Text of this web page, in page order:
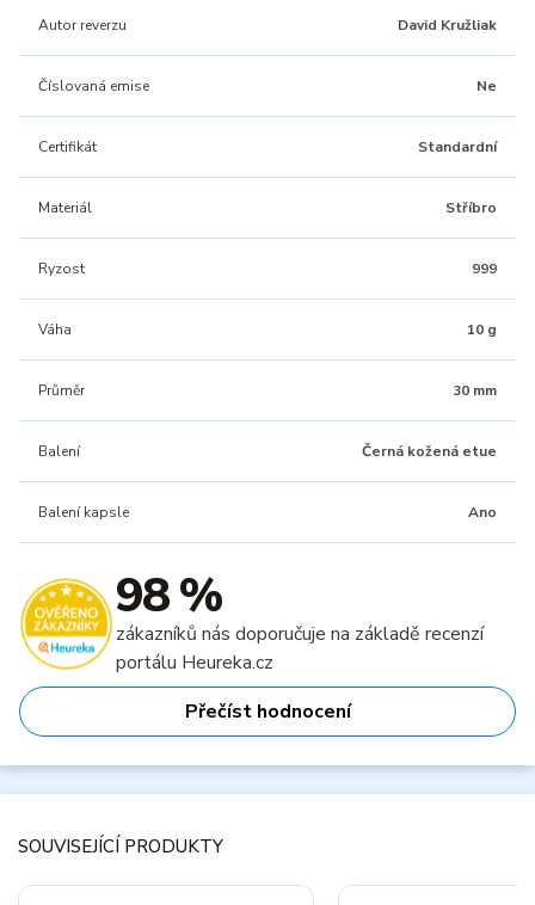
Autor reverzu David Kružliak
Číslovaná emise Ne
Certifikát Standardní
Materiál Stříbro
Ryzost 999
Váha 10 g
Průměr 30 mm
Balení Černá kožená etue
Balení kapsle Ano
98 %
zákazníků nás doporučuje na základě recenzí
portálu Heureka.cz
Přečíst hodnocení
SOUVISEJÍCÍ PRODUKTY